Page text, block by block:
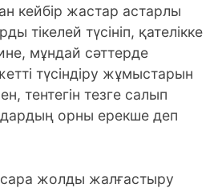
кейбір жастар астарлы
тікелей түсініп, қателікке
мұндай сәттерде
түсіндіру жұмыстарын
тентегін тезге салып
орны ерекше деп
сара жолды жалғастыру